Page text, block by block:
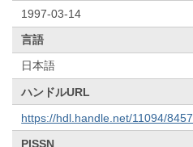
1997-03-14
言語
日本語
ハンドルURL
https://hdl.handle.net/11094/8457
PISSN